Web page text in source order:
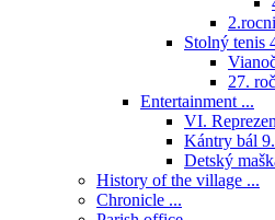
Stolný tenis
27.
Entertainment ...
VI.
Kántry bál
Detský
History of the village ...
Chronicle ...